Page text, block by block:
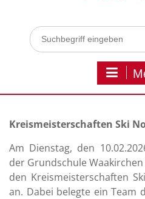
Search
for:
Kreismeisterschaften Ski
Am Dienstag, den
der Grundschule
den Kreismeisterschaften
an. Dabei belegte ein Team